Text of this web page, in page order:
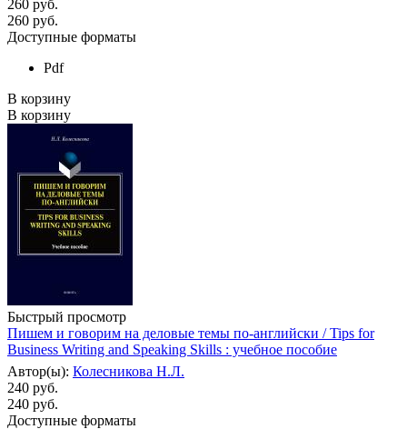
260 руб.
260 руб.
Доступные форматы
Pdf
В корзину
В корзину
Быстрый просмотр
Пишем и говорим на деловые темы по-английски / Tips for
Business Writing and Speaking Skills : учебное пособие
Автор(ы): Колесникова Н.Л.
240 руб.
240 руб.
Доступные форматы